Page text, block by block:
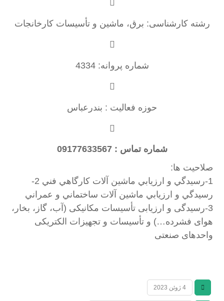
رشته کارشناسی: برق، ماشین و تأسیسات کارخانجات
شماره پروانه: 4334
حوزه فعالیت : بندرعباس
شماره تماس : 09177633567
صلاحیت ها:
1-رسيدگي و ارزيابي ماشين آلات كارگاهي فني 2-
رسيدگي و ارزيابي ماشين آلات ساختماني و عمراني
3-رسیدگی و ارزیابی تأسیسات مکانیکی (آب، گاز، بخار،
هوای فشرده…) و تأسیسات و تجهیزات الکتریکی
واحدهای صنعتی
4 ژوئن 2023